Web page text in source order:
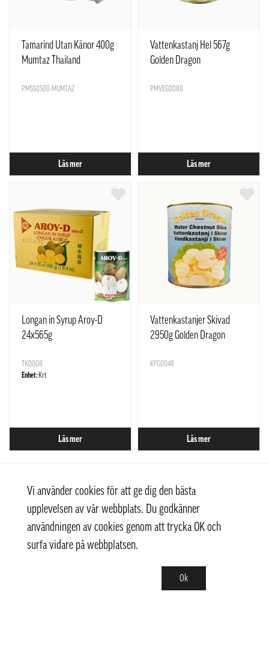
Tamarind Utan Känor 400g
Mumtaz Thailand
PMSS0500-MUMTAZ
Läs mer
Vattenkastanj Hel 567g
Golden Dragon
PMVEG0080
Läs mer
Longan in Syrup Aroy-D
24x565g
TK0008
Enhet: Krt
Läs mer
Vattenkastanjer Skivad
2950g Golden Dragon
KFG0048
Läs mer
Vi använder cookies för att ge dig den bästa
upplevelsen av vår webbplats. Du godkänner
användningen av cookies genom att trycka OK och
surfa vidare på webbplatsen.
Ok